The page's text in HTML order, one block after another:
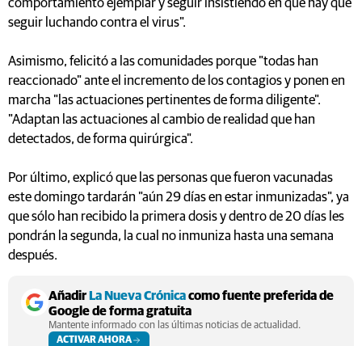
comportamiento ejemplar y seguir insistiendo en que hay que
seguir luchando contra el virus".
Asimismo, felicitó a las comunidades porque "todas han
reaccionado" ante el incremento de los contagios y ponen en
marcha "las actuaciones pertinentes de forma diligente".
"Adaptan las actuaciones al cambio de realidad que han
detectados, de forma quirúrgica".
Por último, explicó que las personas que fueron vacunadas
este domingo tardarán "aún 29 días en estar inmunizadas", ya
que sólo han recibido la primera dosis y dentro de 20 días les
pondrán la segunda, la cual no inmuniza hasta una semana
después.
AñadirLa Nueva Crónicacomo fuente preferida de
Google de forma gratuita
Mantente informado con las últimas noticias de actualidad.
ACTIVAR AHORA